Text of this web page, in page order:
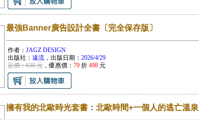
最強Banner廣告設計全書〔完全保存版〕
作者： JAGZ DESIGN
出版社： 遠流，出版日期： 2026/4/29
定價：630 元，優惠價： 79折 498元
擁有我的北歐時光套書：北歐時間+一個人的逃亡溫泉